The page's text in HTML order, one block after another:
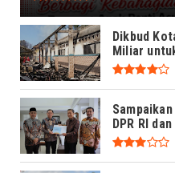
Dikbud
Miliar
DPR RI